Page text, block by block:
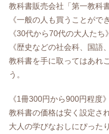
教科書販売会社「第一教科
《一般の人も買うことがで
《30代から70代の大人たち
《歴史などの社会科、国語
教科書を手に取ってはあれ
う。
《1冊300円から900円程度
教科書の価格は安く設定さ
大人の学びなおしにぴった